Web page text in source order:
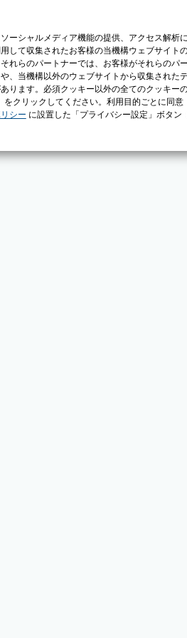
ーシャルメディア機能の提供、アクセス解析
して収集されたお客様の当機構ウェブサイト
れらのパートナーでは、お客様がそれらのパ
、当機構以外のウェブサイトから収集された
ります。必須クッキー以外の全てのクッキー
クリックしてください。利用目的ごとに同意
シー に設置した「プライバシー設定」ボタン